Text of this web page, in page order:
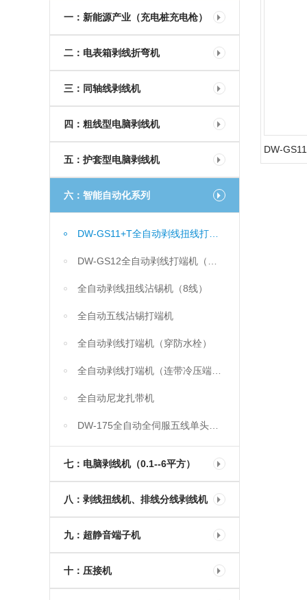
一：新能源产业（充电桩充电枪）
二：电表箱剥线折弯机
三：同轴线剥线机
四：粗线型电脑剥线机
五：护套型电脑剥线机
六：智能自动化系列
DW-GS11+T全自动剥线扭线打端机（单头）
DW-GS12全自动剥线打端机（双头）
全自动剥线扭线沾锡机（8线）
全自动五线沾锡打端机
全自动剥线打端机（穿防水栓）
全自动剥线打端机（连带冷压端子）
全自动尼龙扎带机
DW-175全自动全伺服五线单头打端沾锡机
七：电脑剥线机（0.1--6平方）
八：剥线扭线机、排线分线剥线机
九：超静音端子机
十：压接机